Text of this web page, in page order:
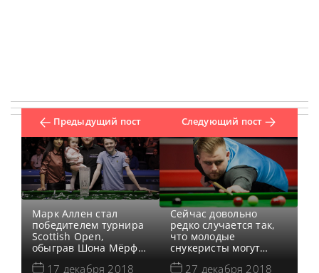
Предыдущий пост
Марк Аллен стал
победителем турнира
Scottish Open,
обыграв Шона Мёрфи
в финале со счетом
9:7 в Глазго. Для
17 декабря 2018
Следующий пост
Сейчас довольно
редко случается так,
что молодые
снукеристы могут
показать выдающиеся
результаты или
27 декабря 2018